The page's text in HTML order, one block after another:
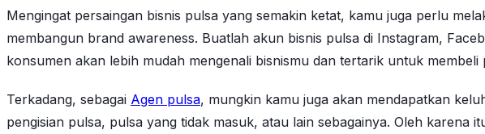
Mengingat persaingan bisnis pulsa yang semakin ketat, kamu juga perlu
membangun brand awareness. Buatlah akun bisnis pulsa di Instagram,
konsumen akan lebih mudah mengenali bisnismu dan tertarik untuk membeli
Terkadang, sebagai Agen pulsa, mungkin kamu juga akan mendapatkan
pengisian pulsa, pulsa yang tidak masuk, atau lain sebagainya. Oleh